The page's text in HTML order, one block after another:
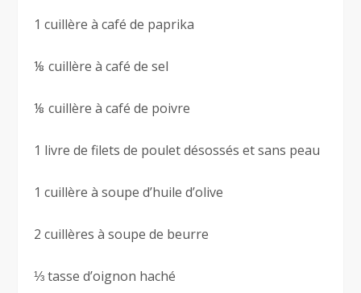
1 cuillère à café de paprika
⅛ cuillère à café de sel
⅛ cuillère à café de poivre
1 livre de filets de poulet désossés et sans peau
1 cuillère à soupe d’huile d’olive
2 cuillères à soupe de beurre
⅓ tasse d’oignon haché